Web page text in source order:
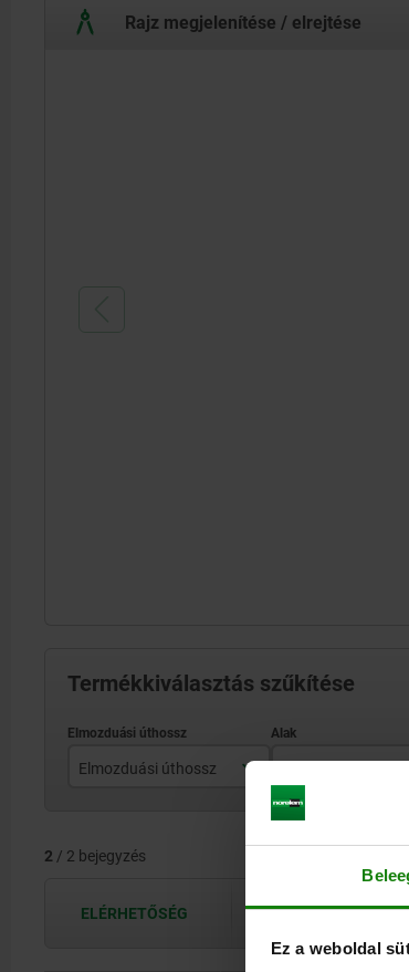
Ez a weboldal
Rajz megjelenítése / elrejtése
Termékkiválasztás szűkítése
Elmozduási úthossz
10 mm
2 / 2 bejegyzés
ELÉRHETŐSÉG A hozzáférhetőségek